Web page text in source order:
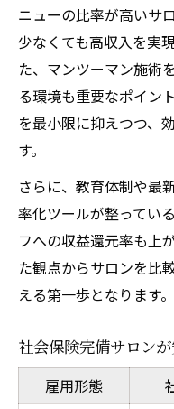
ニューの比率が高いサ
少なくても高収入を実
た、マンツーマン施術
る環境も重要なポイン
を最小限に抑えつつ、
す。
さらに、教育体制や最
率化ツールが整ってい
フへの収益還元率も上
た観点からサロンを比
える第一歩となります。
社会保険完備サロン
雇用形態